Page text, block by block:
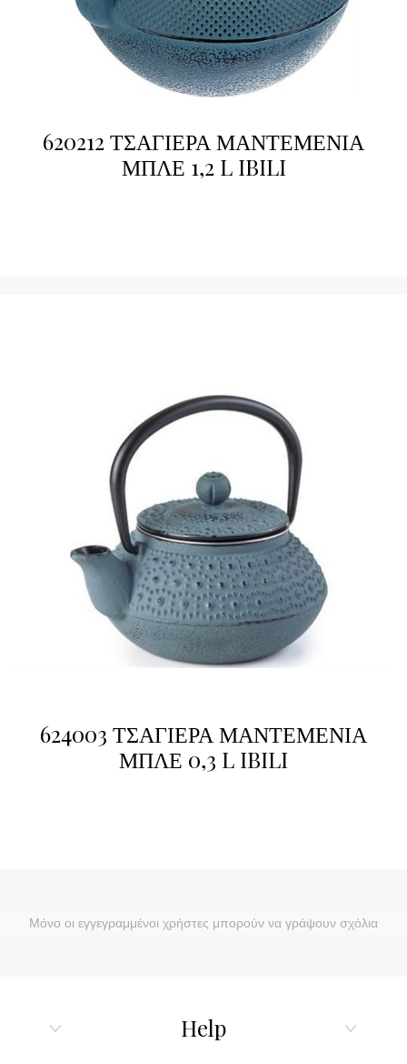
620212 ΤΣΑΓΙΕΡΑ ΜΑΝΤΕΜΕΝΙΑ
ΜΠΛΕ 1,2 L IBILI
624003 ΤΣΑΓΙΕΡΑ ΜΑΝΤΕΜΕΝΙΑ
ΜΠΛΕ 0,3 L IBILI
Μόνο οι εγγεγραμμένοι χρήστες μπορούν να γράψουν σχόλια
Help